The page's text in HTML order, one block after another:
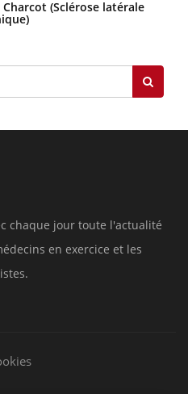
(Sclérose latérale
chaque jour toute l'actualité
en exercice et les